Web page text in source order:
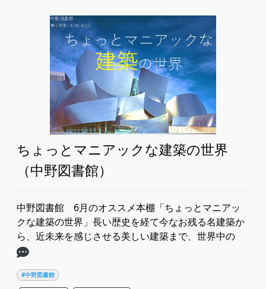
ちょっとマニアックな建築の世界
（中野図書館）
中野図書館 6月のオススメ本棚「ちょっとマニアッ
クな建築の世界」​​長い歴史を経て今なお残る名建築か
ら、近未来を感じさせる美しい建築まで、​世界中の
#中野図書館